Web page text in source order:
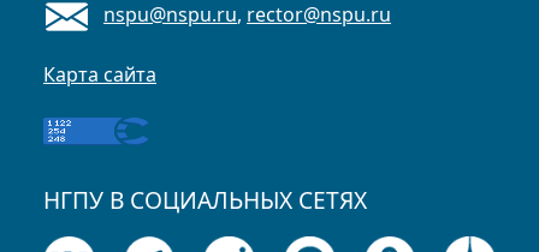
nspu@nspu.ru, rector@nspu.ru
Карта сайта
НГПУ В СОЦИАЛЬНЫХ СЕТЯХ